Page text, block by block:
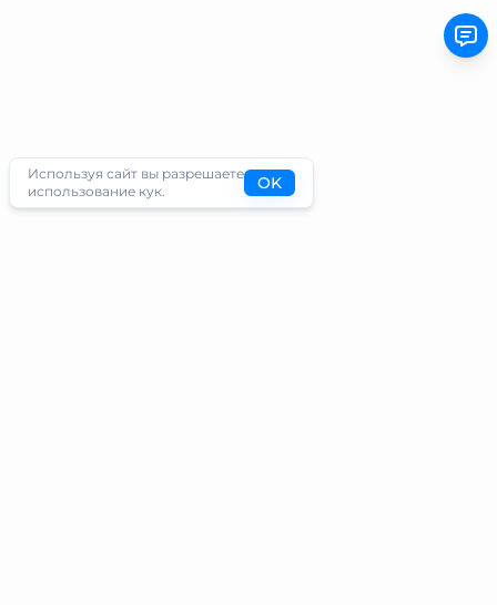
Используя сайт вы разрешаете
использование кук.
OK